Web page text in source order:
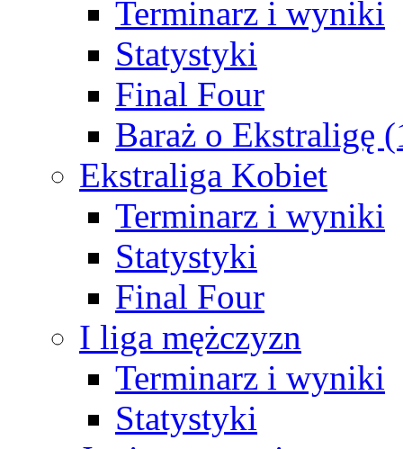
Terminarz i wyniki
Statystyki
Final Four
Baraż o Ekstraligę
Ekstraliga Kobiet
Terminarz i wyniki
Statystyki
Final Four
I liga mężczyzn
Terminarz i wyniki
Statystyki